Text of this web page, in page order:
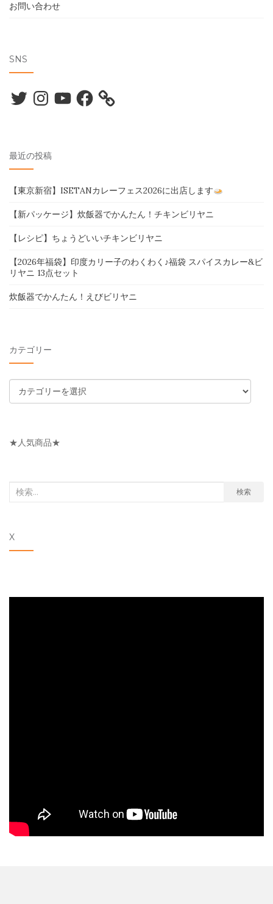
お問い合わせ
SNS
TwitterInstagramYouTubeFacebook
最近の投稿
【東京新宿】ISETANカレーフェス2026に出店します
【新パッケージ】炊飯器でかんたん！チキンビリヤニ
【レシピ】ちょうどいいチキンビリヤニ
【2026年福袋】印度カリー子のわくわく♪福袋 スパイスカレー&ビ
リヤニ 13点セット
炊飯器でかんたん！えびビリヤニ
カテゴリー
テ
リ
★人気商品★
検
象:
検索
X